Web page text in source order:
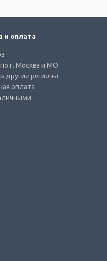
и оплата
г. Москва и МО
другие регионы
оплата